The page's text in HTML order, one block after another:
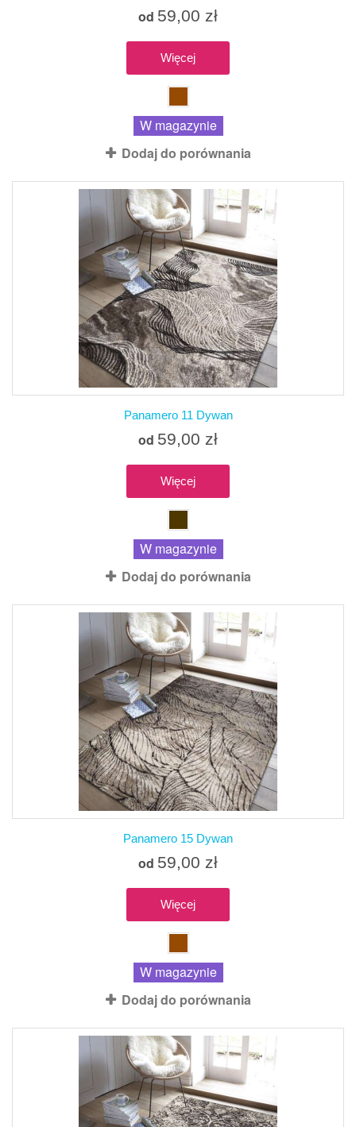
od 59,00 zł
Więcej
W magazynie
Dodaj do porównania
Panamero 11 Dywan
od 59,00 zł
Więcej
W magazynie
Dodaj do porównania
Panamero 15 Dywan
od 59,00 zł
Więcej
W magazynie
Dodaj do porównania